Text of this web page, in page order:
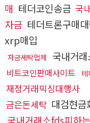
매 테더코인송금 국
자금 테더트론구매
xrp매입
자금세탁업체 국내거
비트코인판매사이트 테
재정거래믹싱대행사
금은돈세탁 대검현금
국내거래소fds피하